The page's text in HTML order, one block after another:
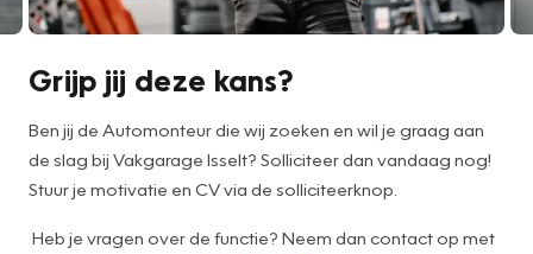
Grijp jij deze kans?
Ben jij de Automonteur die wij zoeken en wil je graag aan
de slag bij Vakgarage Isselt? Solliciteer dan vandaag nog!
Stuur je motivatie en CV via de solliciteerknop.
Heb je vragen over de functie? Neem dan contact op met